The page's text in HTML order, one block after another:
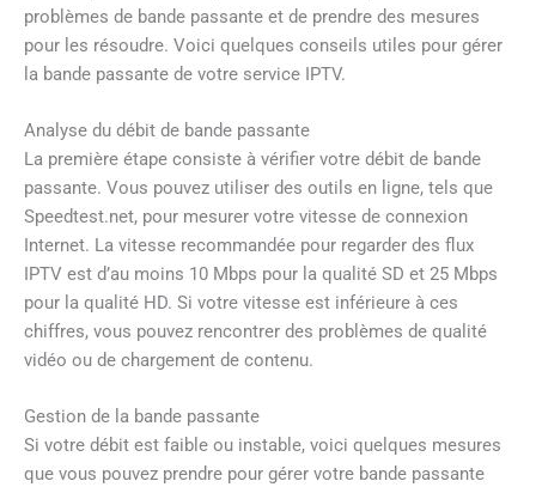
problèmes de bande passante et de prendre des mesures
pour les résoudre. Voici quelques conseils utiles pour gérer
la bande passante de votre service IPTV.
Analyse du débit de bande passante
La première étape consiste à vérifier votre débit de bande
passante. Vous pouvez utiliser des outils en ligne, tels que
Speedtest.net, pour mesurer votre vitesse de connexion
Internet. La vitesse recommandée pour regarder des flux
IPTV est d’au moins 10 Mbps pour la qualité SD et 25 Mbps
pour la qualité HD. Si votre vitesse est inférieure à ces
chiffres, vous pouvez rencontrer des problèmes de qualité
vidéo ou de chargement de contenu.
Gestion de la bande passante
Si votre débit est faible ou instable, voici quelques mesures
que vous pouvez prendre pour gérer votre bande passante